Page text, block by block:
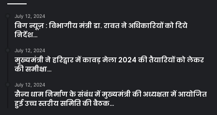
July 12, 2024
बिग न्यूज़ : विभागीय मंत्री डा. रावत ने अधिकारियों को दिये
निर्देश…
July 12, 2024
मुख्यमंत्री ने हरिद्वार में कावड़ मेला 2024 की तैयारियों को लेकर
की समीक्षा…
July 12, 2024
सैन्य धाम निर्माण के संबंध में मुख्यमंत्री की अध्यक्षता में आयोजित
हुई उच्च स्तरीय समिति की बैठक…